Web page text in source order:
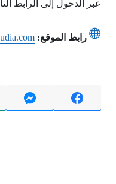
عبر الدخول إلى الرابط
رابط الموقع: